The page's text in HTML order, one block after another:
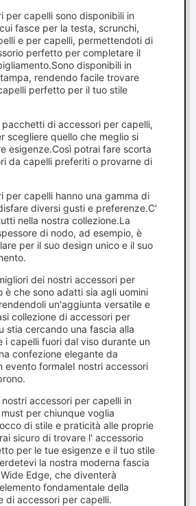
per capelli sono disponibili in
fasce per la testa, scrunchi,
e per capelli, permettendoti di
perfetto per completare il
disponibili in
rendendo facile trovare
perfetto per il tuo stile
di accessori per capelli,
scegliere quello che meglio si
esigenze.Così potrai fare scorta
da capelli preferiti o provarne di
per capelli hanno una gamma di
diversi gusti e preferenze.C'
nella nostra collezione.La
di nodo, ad esempio, è
per il suo design unico e il suo
dei nostri accessori per
è che sono adatti sia agli uomini
un'aggiunta versatile e
collezione di accessori per
stia cercando una fascia alla
i capelli fuori dal viso durante un
confezione elegante da
evento formaleI nostri accessori
accessori per capelli in
per chiunque voglia
di stile e praticità alle proprie
sicuro di trovare l' accessorio
per le tue esigenze e il tuo stile
la nostra moderna fascia
Edge, che diventerà
fondamentale della
di accessori per capelli.